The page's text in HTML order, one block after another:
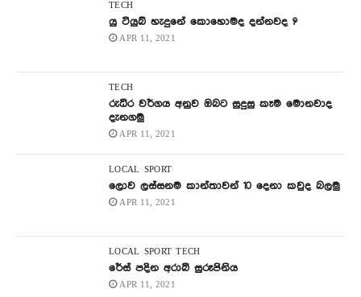
TECH
යු ටියුබ් හැදුනේ කොහොමද දන්නවද ?
APR 11, 2021
TECH
රුධිර වර්ගය අනුව ඔබට සුදුසු කෑම මොනවාද
දැනගමු
APR 11, 2021
LOCAL SPORT
ලොව ලස්සනම කාන්තාවන් 10 දෙනා කවුද බලමු
APR 11, 2021
LOCAL SPORT TECH
රේස් පදින අරාබි සුරූපිනිය
APR 11, 2021